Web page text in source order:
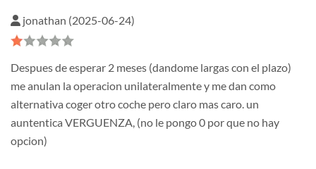
jonathan (2025-06-24)
Despues de esperar 2 meses (dandome largas con el plazo)
me anulan la operacion unilateralmente y me dan como
alternativa coger otro coche pero claro mas caro. un
auntentica VERGUENZA, (no le pongo 0 por que no hay
opcion)